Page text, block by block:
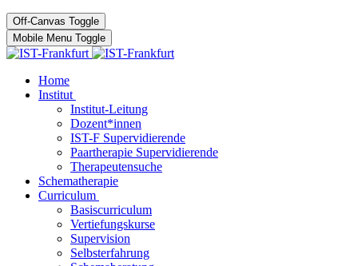
Off-Canvas Toggle
Mobile Menu Toggle
Home
Institut
Institut-Leitung
Dozent*innen
IST-F Supervidierende
Paartherapie Supervidierende
Therapeutensuche
Schematherapie
Curriculum
Basiscurriculum
Vertiefungskurse
Supervision
Selbsterfahrung